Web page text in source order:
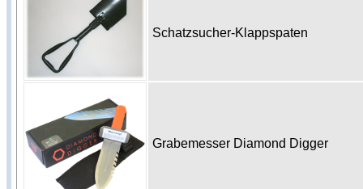
Schatzsucher-Klappspaten
Grabemesser Diamond Digger